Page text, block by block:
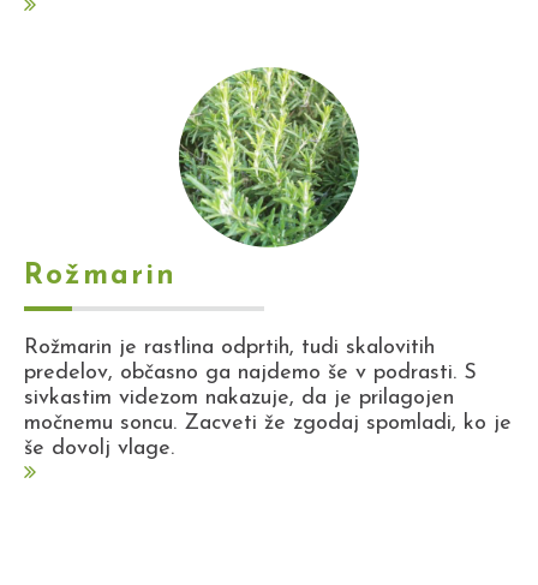
Rožmarin
Rožmarin je rastlina odprtih, tudi skalovitih
predelov, občasno ga najdemo še v podrasti. S
sivkastim videzom nakazuje, da je prilagojen
močnemu soncu. Zacveti že zgodaj spomladi, ko je
še dovolj vlage.